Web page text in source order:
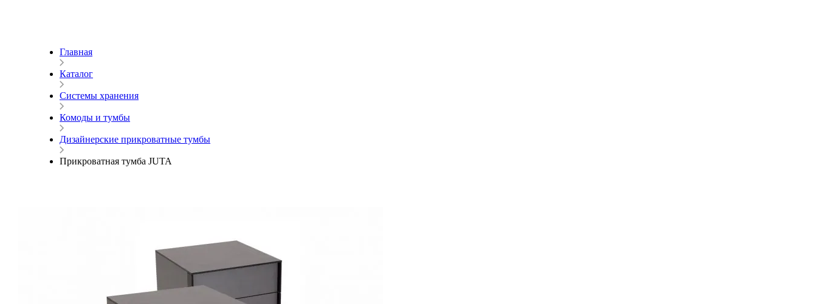
Главная
Каталог
Системы хранения
Комоды и тумбы
Дизайнерские прикроватные тумбы
Прикроватная тумба JUTA